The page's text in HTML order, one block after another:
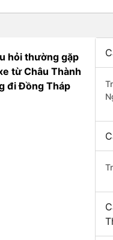
hỏi thường gặp
từ Châu Thành
đi Đồng Tháp